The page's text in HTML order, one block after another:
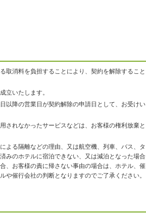
取消料を負担することにより、契約を解除すること
立いたします。
以降の営業日が契約解除の申請日として、お受けい
されなかったサービスなどは、お客様の権利放棄と
よる隔離などの理由、又は航空機、列車、バス、タ
みのホテルに宿泊できない、又は減泊となった場合
、お客様の責に帰さない事由の場合は、ホテル、催
催行会社の判断となりますのでご了承ください。